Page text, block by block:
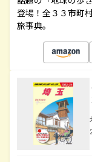
登場！全３３市町
旅事典。